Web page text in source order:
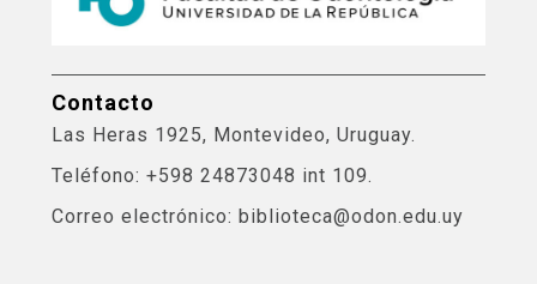
Contacto
Las Heras 1925, Montevideo, Uruguay.
Teléfono: +598 24873048 int 109.
Correo electrónico: biblioteca@odon.edu.uy